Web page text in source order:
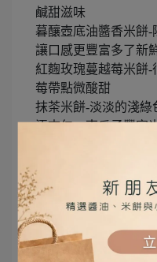
鹹甜滋味
暮釀壺底油醬香米餅-
讓口感更豐富多了新
紅麴玫瑰蔓越莓米餅
莓帶點微酸甜
抹茶米餅-淡淡的淺綠
添杏仁、南瓜子豐富
清新的文創風格包裝
的可可茶與暮釀醬油
顛覆傳統新滋味，非
這次kitty到福壽山農